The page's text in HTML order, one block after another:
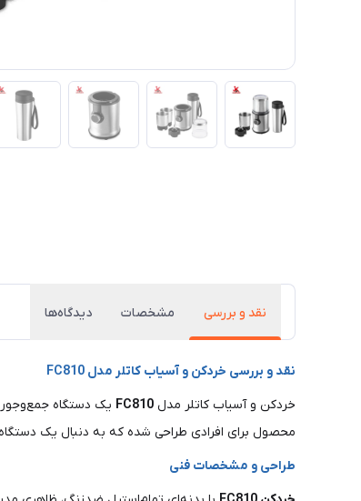
نقد و بررسی مشخصات دیدگاه‌ها
نقد و بررسی خردکن و آسیاب کاتلر مدل FC810
خردکن و آسیاب کاتلر مدل FC810 یک دستگاه جمع‌وجور
محصول برای افرادی طراحی شده که به دنبال یک
طراحی و مشخصات فنی